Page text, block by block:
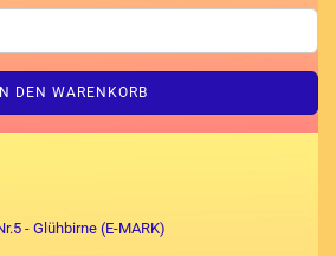
IN DEN WARENKORB